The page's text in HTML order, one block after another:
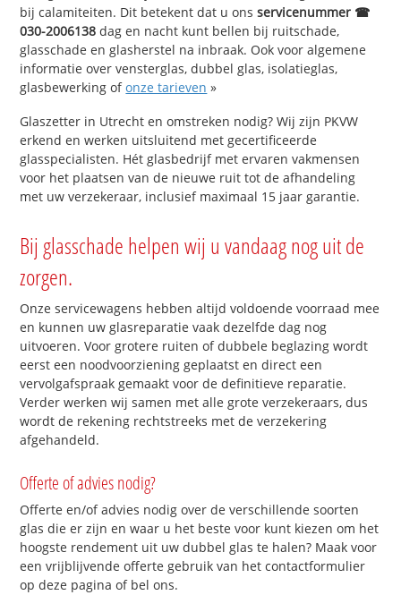
bij calamiteiten. Dit betekent dat u onsservicenummer ☎
030-2006138 dag en nacht kunt bellen bij ruitschade,
glasschade en glasherstel na inbraak. Ook voor algemene
informatie over vensterglas, dubbel glas, isolatieglas,
glasbewerking ofonze tarieven »
Glaszetter in Utrecht en omstreken nodig? Wij zijn PKVW
erkend en werken uitsluitend met gecertificeerde
glasspecialisten. Hét glasbedrijf met ervaren vakmensen
voor het plaatsen van de nieuwe ruit tot de afhandeling
met uw verzekeraar, inclusief maximaal 15 jaar garantie.
Bij glasschade helpen wij u vandaag nog uit de
zorgen.
Onze servicewagens hebben altijd voldoende voorraad mee
en kunnen uw glasreparatie vaak dezelfde dag nog
uitvoeren. Voor grotere ruiten of dubbele beglazing wordt
eerst een noodvoorziening geplaatst en direct een
vervolgafspraak gemaakt voor de definitieve reparatie.
Verder werken wij samen met alle grote verzekeraars, dus
wordt de rekening rechtstreeks met de verzekering
afgehandeld.
Offerte of advies nodig?
Offerte en/of advies nodig over de verschillende soorten
glas die er zijn en waar u het beste voor kunt kiezen om het
hoogste rendement uit uw dubbel glas te halen? Maak voor
een vrijblijvende offerte gebruik van het contactformulier
op deze pagina of bel ons.